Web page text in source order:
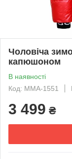
Чоловіча
капюшоном
В наявності
Код: MMA-1551
3 499 ₴